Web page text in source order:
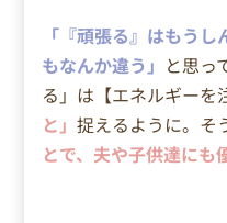
「『頑張る』はもう
もなんか違う」 と思っ
る」は【エネルギーを
と」捉えるように。 そ
とで、夫や子供達にも